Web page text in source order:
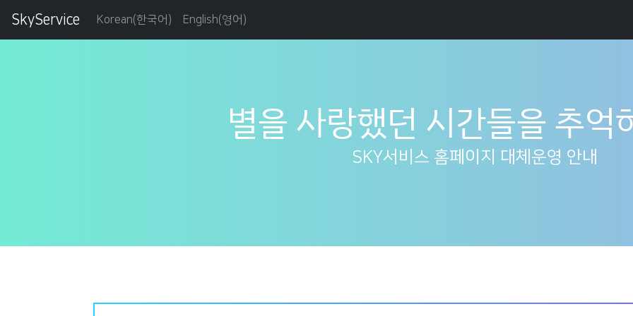
SkyService Korean(한국어) (current)
English(영어)
별을 사랑했던 시간들을 추억
SKY서비스 홈페이지 대체운영 안내